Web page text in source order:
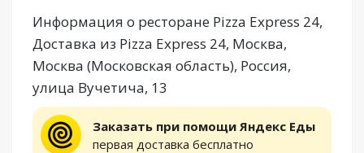
Информация о ресторане Pizza Express 24,
Доставка из Pizza Express 24, Москва,
Москва (Московская область), Россия,
улица Вучетича, 13
Заказать при помощи Яндекс Еды
первая доставка бесплатно